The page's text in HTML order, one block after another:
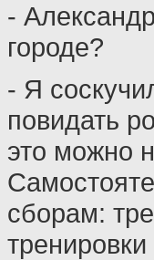
-
городе?
- Я
повидать
это можно
сборам: